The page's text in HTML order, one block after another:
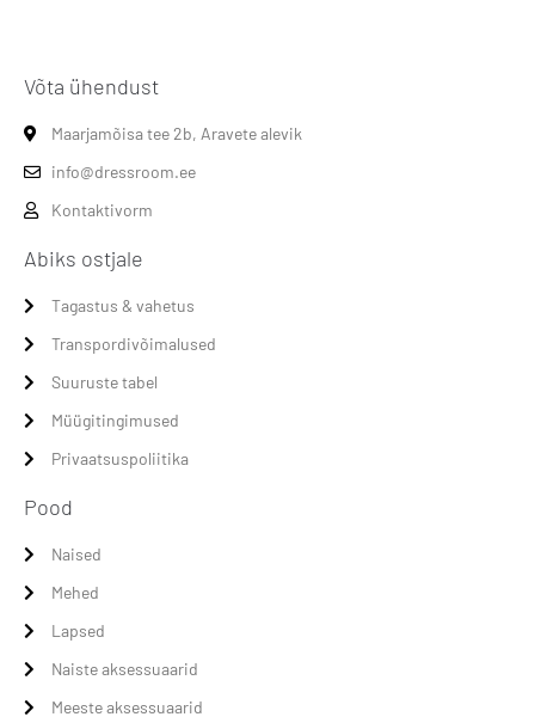
Võta ühendust
Maarjamõisa tee 2b, Aravete alevik
info@dressroom.ee
Kontaktivorm
Abiks ostjale
Tagastus & vahetus
Transpordivõimalused
Suuruste tabel
Müügitingimused
Privaatsuspoliitika
Pood
Naised
Mehed
Lapsed
Naiste aksessuaarid
Meeste aksessuaarid